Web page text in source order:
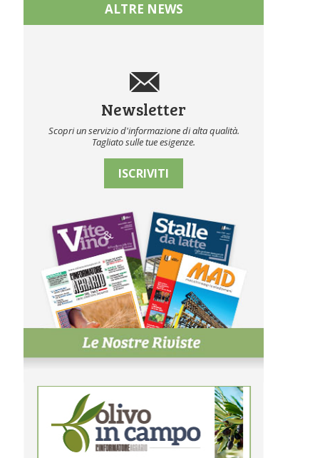
ALTRE NEWS
Newsletter
Scopri un servizio d'informazione di alta qualità.
Tagliato sulle tue esigenze.
ISCRIVITI